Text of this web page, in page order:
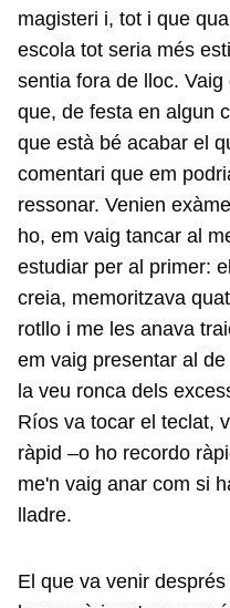
magisteri i, tot i que
escola tot seria més
sentia fora de lloc.
que, de festa en algun
que està bé acabar el
comentari que em
ressonar. Venien
ho, em vaig tancar al
estudiar per al primer:
creia, memoritzava
rotllo i me les anava
em vaig presentar al
la veu ronca dels
Ríos va tocar el teclat,
ràpid –o ho recordo
me'n vaig anar com si
lladre.
El que va venir